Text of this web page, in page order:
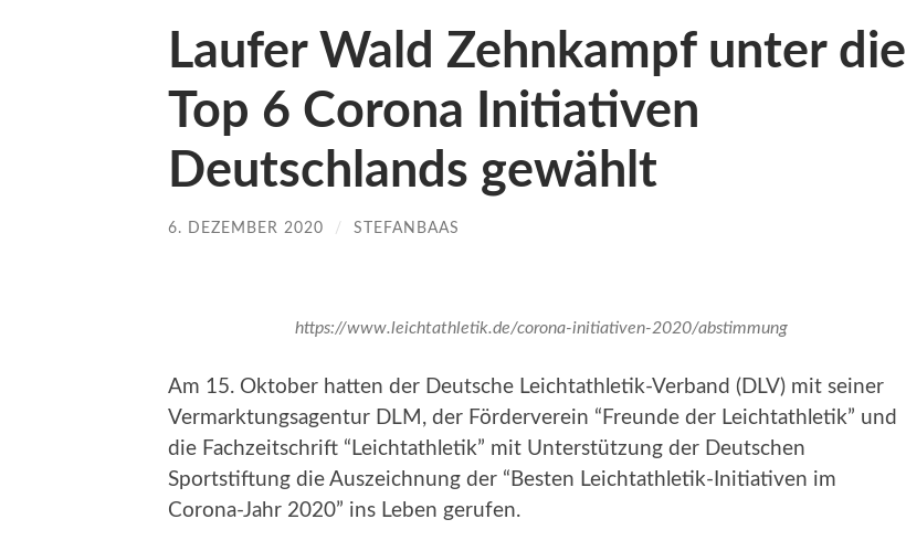
Laufer Wald Zehnkampf unter die
Top 6 Corona Initiativen
Deutschlands gewählt
6. DEZEMBER 2020 / STEFANBAAS
https://www.leichtathletik.de/corona-initiativen-2020/abstimmung
Am 15. Oktober hatten der Deutsche Leichtathletik-Verband (DLV) mit seiner
Vermarktungsagentur DLM, der Förderverein “Freunde der Leichtathletik” und
die Fachzeitschrift “Leichtathletik” mit Unterstützung der Deutschen
Sportstiftung die Auszeichnung der “Besten Leichtathletik-Initiativen im
Corona-Jahr 2020” ins Leben gerufen.